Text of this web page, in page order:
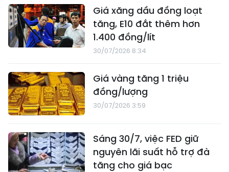
Giá xăng dầu đồng loạt
tăng, E10 đắt thêm hơn
1.400 đồng/lít
30/07/2026 8:34
Giá vàng tăng 1 triệu
đồng/lượng
30/07/2026 3:59
Sáng 30/7, việc FED giữ
nguyên lãi suất hỗ trợ đà
tăng cho giá bạc